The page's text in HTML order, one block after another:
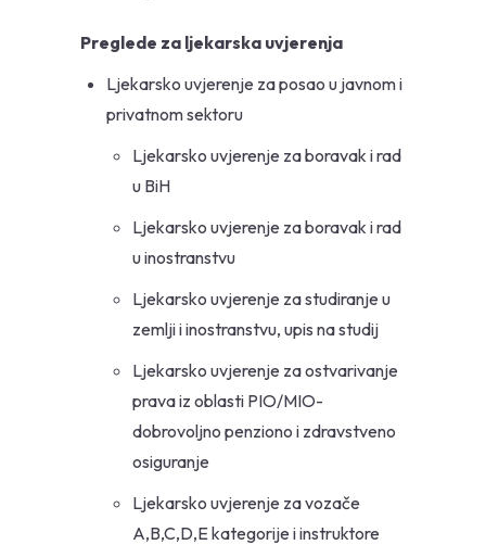
Preglede za ljekarska uvjerenja
Ljekarsko uvjerenje za posao u javnom i
privatnom sektoru
Ljekarsko uvjerenje za boravak i rad
u BiH
Ljekarsko uvjerenje za boravak i rad
u inostranstvu
Ljekarsko uvjerenje za studiranje u
zemlji i inostranstvu, upis na studij
Ljekarsko uvjerenje za ostvarivanje
prava iz oblasti PIO/MIO-
dobrovoljno penziono i zdravstveno
osiguranje
Ljekarsko uvjerenje za vozače
A,B,C,D,E kategorije i instruktore